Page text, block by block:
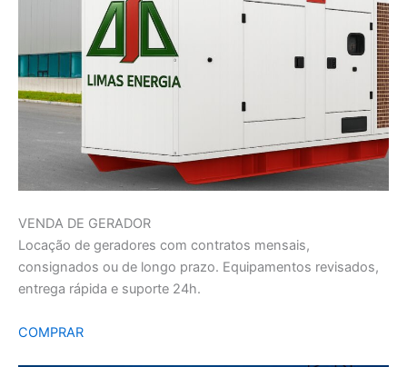
VENDA DE GERADOR
Locação de geradores com contratos mensais,
consignados ou de longo prazo. Equipamentos revisados,
entrega rápida e suporte 24h.
COMPRAR